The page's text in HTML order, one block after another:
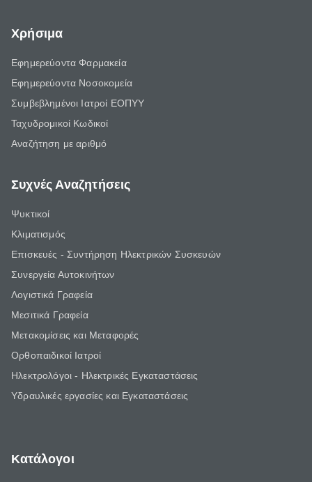
Χρήσιμα
Εφημερεύοντα Φαρμακεία
Εφημερεύοντα Νοσοκομεία
Συμβεβλημένοι Ιατροί ΕΟΠΥΥ
Ταχυδρομικοί Κωδικοί
Αναζήτηση με αριθμό
Συχνές Αναζητήσεις
Ψυκτικοί
Κλιματισμός
Επισκευές - Συντήρηση Ηλεκτρικών Συσκευών
Συνεργεία Αυτοκινήτων
Λογιστικά Γραφεία
Μεσιτικά Γραφεία
Μετακομίσεις και Μεταφορές
Ορθοπαιδικοί Ιατροί
Ηλεκτρολόγοι - Ηλεκτρικές Εγκαταστάσεις
Υδραυλικές εργασίες και Εγκαταστάσεις
Κατάλογοι